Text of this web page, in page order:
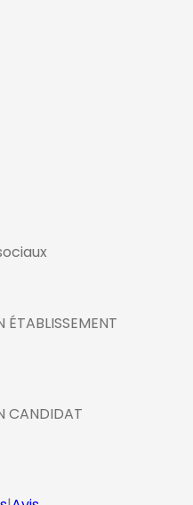
ÉTABLISSEMENT
CANDIDAT